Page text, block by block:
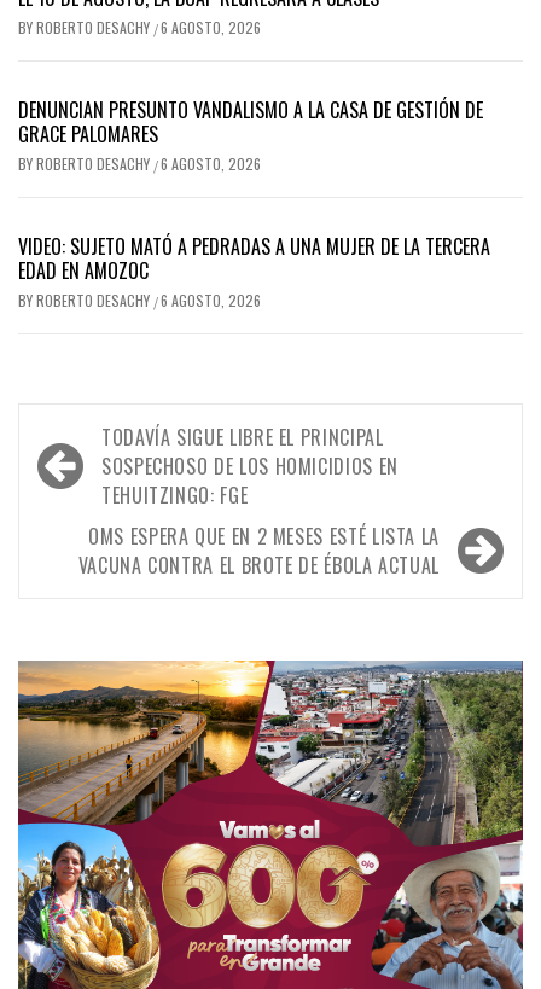
BYROBERTO DESACHY /6 AGOSTO, 2026
DENUNCIAN PRESUNTO VANDALISMO A LA CASA DE GESTIÓN DE
GRACE PALOMARES
BYROBERTO DESACHY /6 AGOSTO, 2026
VIDEO: SUJETO MATÓ A PEDRADAS A UNA MUJER DE LA TERCERA
EDAD EN AMOZOC
BYROBERTO DESACHY /6 AGOSTO, 2026
Navegación
de
entradas
TODAVÍA SIGUE LIBRE EL PRINCIPAL
SOSPECHOSO DE LOS HOMICIDIOS EN
TEHUITZINGO: FGE
OMS ESPERA QUE EN 2 MESES ESTÉ LISTA LA
VACUNA CONTRA EL BROTE DE ÉBOLA ACTUAL